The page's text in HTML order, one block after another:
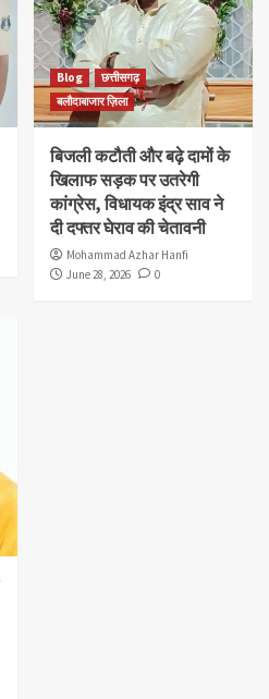
Blog
छत्तीसगढ़
बलौदाबाजार ज़िला
बिजली कटौती और बढ़े दामों के
खिलाफ सड़क पर उतरेगी
कांग्रेस, विधायक इंद्र साव ने
दी दफ्तर घेराव की चेतावनी
Mohammad Azhar Hanfi
June 28, 2026
0